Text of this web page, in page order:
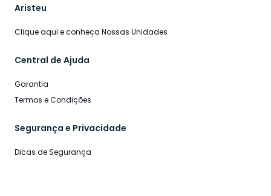
Aristeu
Clique aqui e conheça Nossas Unidades
Central de Ajuda
Garantia
Termos e Condições
Segurança e Privacidade
Dicas de Segurança